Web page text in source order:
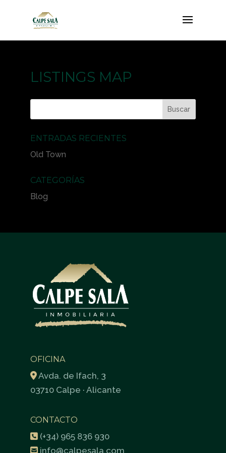
LISTINGS MAP
ENTRADAS RECIENTES
Old Town
CATEGORÍAS
Blog
OFICINA
Avda. de Ifach, 3
03710 Calpe · Alicante
CONTACTO
(+34) 965 836 930
info@calpesala.com